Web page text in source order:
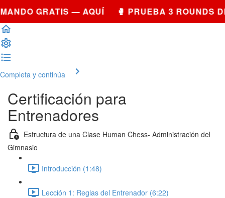
GRATIS — AQUÍ 🥊 PRUEBA 3 ROUNDS
Completa y continúa
Certificación para
Entrenadores
Estructura de una Clase Human Chess- Administración del
Gimnasio
Introducción (1:48)
Lección 1: Reglas del Entrenador (6:22)